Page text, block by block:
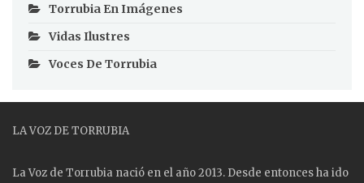
Torrubia En Imágenes
Vidas Ilustres
Voces De Torrubia
LA VOZ DE TORRUBIA
La Voz de Torrubia nació en el año 2013. Desde entonces ha ido